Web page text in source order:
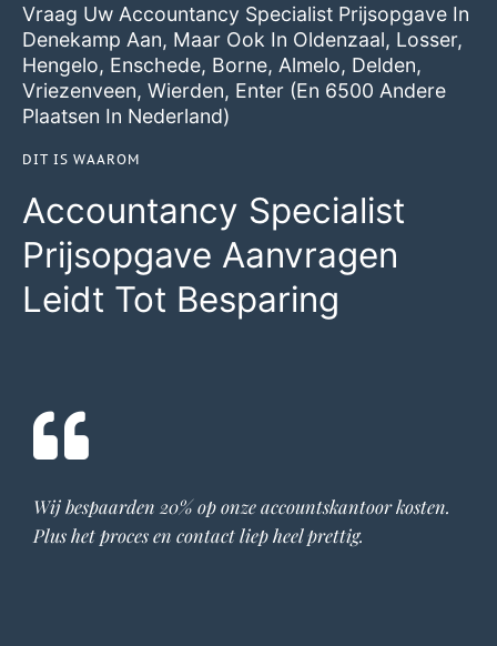
Vraag Uw Accountancy Specialist Prijsopgave In
Denekamp Aan, Maar Ook In Oldenzaal, Losser,
Hengelo, Enschede, Borne, Almelo, Delden,
Vriezenveen, Wierden, Enter (en 6500 Andere
Plaatsen In Nederland)
DIT IS WAAROM
Accountancy Specialist
Prijsopgave Aanvragen
Leidt Tot Besparing
Wij bespaarden 20% op onzeaccountskantoorkosten.
Plus het proces en contact liep heel prettig.